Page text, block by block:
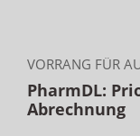
VORRANG FÜR
PharmDL:
Abrechnung